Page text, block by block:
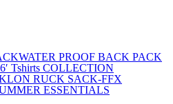
WATER PROOF BACK PACK
Tshirts COLLECTION
RUCK SACK-FFX
ESSENTIALS